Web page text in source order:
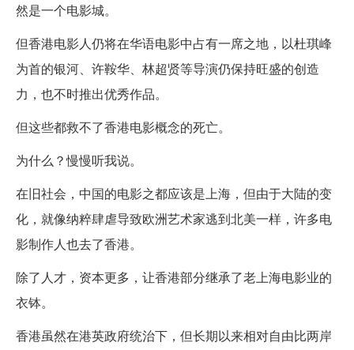
然是一个电影城。
但香港电影人仍将在华语电影中占有一席之地，以杜琪峰
为首的银河、许鞍华、林超贤等导演仍保持旺盛的创造
力，也不时推出优秀作品。
但这些都救不了香港电影概念的死亡。
为什么？慢慢听我说。
在旧社会，中国的电影之都应该是上海，但由于大陆的变
化，就像纳粹肆虐导致欧洲艺术家逃到北美一样，许多电
影制作人也去了香港。
除了人才，资本更多，让香港部分继承了老上海电影业的
衣钵。
香港虽然在港英政府统治下，但长期以来相对自由比两岸